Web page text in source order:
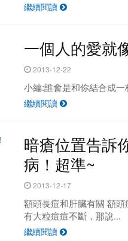
繼續閱讀
一個人的愛就
2013-12-22
小編:誰會是和你結合成
繼續閱讀
暗瘡位置告訴
病！超準~
2013-12-17
額頭長痘和肝臟有關 額
有大粒痘痘不斷，那說...
繼續閱讀